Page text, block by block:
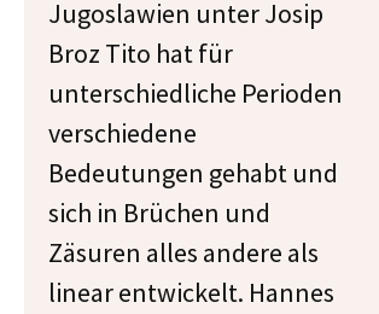
Jugoslawien unter Josip
Broz Tito hat für
unterschiedliche Perioden
verschiedene
Bedeutungen gehabt und
sich in Brüchen und
Zäsuren alles andere als
linear entwickelt. Hannes